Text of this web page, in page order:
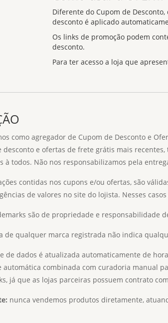
Diferente do Cupom de
desconto é aplicado
Os links de promoção podem
desconto.
Para ter acesso a loja que
como agregador de Cupom de Desconto e
desconto e ofertas de frete grátis mais
à todos. Não nos responsabilizamos pela
contidas nos cupons e/ou ofertas, são
de valores no site do lojista. Nesses
são de propriedade e responsabilidade
de qualquer marca registrada não indica
de dados é atualizada automaticamente de
automática combinada com curadoria manual
já que as lojas parceiras possuem contrato
nunca vendemos produtos diretamente,